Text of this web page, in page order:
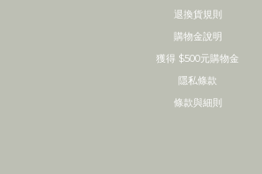
退換貨規則
購物金說明
獲得 $500元購物金
隱私條款
條款與細則